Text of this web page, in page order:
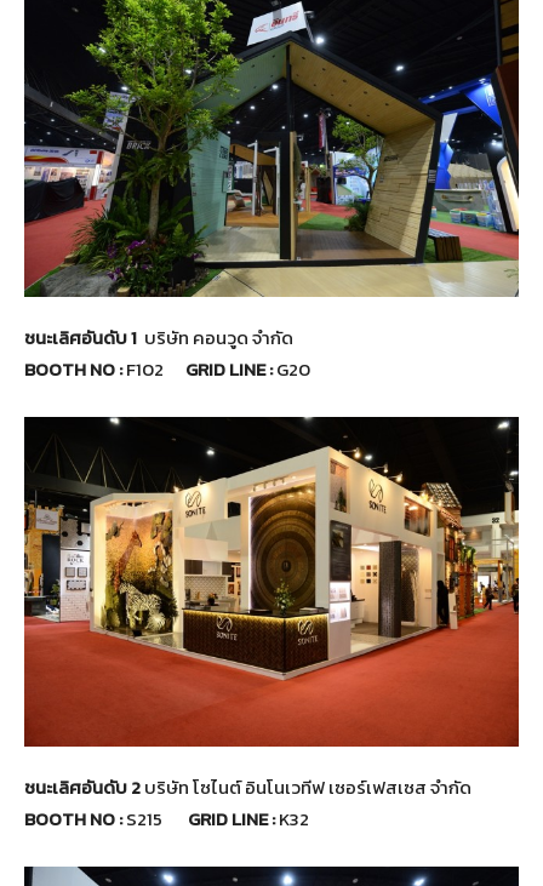
ชนะเลิศอันดับ 1 บริษัท คอนวูด จำกัด
BOOTH NO :F102 GRID LINE :G20
ชนะเลิศอันดับ 2บริษัท โซไนต์ อินโนเวทีฟ เซอร์เฟสเซส จำกัด
BOOTH NO :S215 GRID LINE :K32